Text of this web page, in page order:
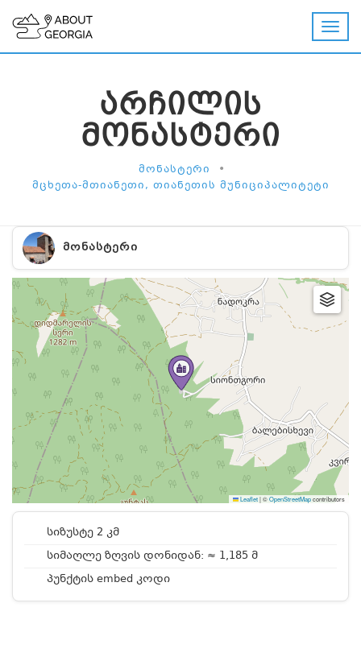
ᲐᲠᲩᲘᲚᲘᲡ
ᲛᲝᲜᲐᲡᲢᲔᲠᲘ
ᲛᲝᲜᲐᲡᲢᲔᲠᲘ •
ᲛᲪᲮᲔᲗᲐ-ᲛᲗᲘᲐᲜᲔᲗᲘ, ᲗᲘᲐᲜᲔᲗᲘᲡ ᲛᲣᲜᲘᲪᲘᲞᲐᲚᲘᲢᲔᲢᲘ
ᲛᲝᲜᲐᲡᲢᲔᲠᲘ
Leaflet|©OpenStreetMapcontributors
სიზუსტე 2 კმ
სიმაღლე ზღვის დონიდან: ≈ 1,185 მ
პუნქტის embed კოდი